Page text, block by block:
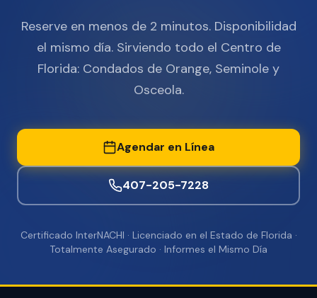
Reserve en menos de 2 minutos. Disponibilidad
el mismo día. Sirviendo todo el Centro de
Florida: Condados de Orange, Seminole y
Osceola.
Agendar en Línea
407-205-7228
Certificado InterNACHI · Licenciado en el Estado de Florida ·
Totalmente Asegurado · Informes el Mismo Día